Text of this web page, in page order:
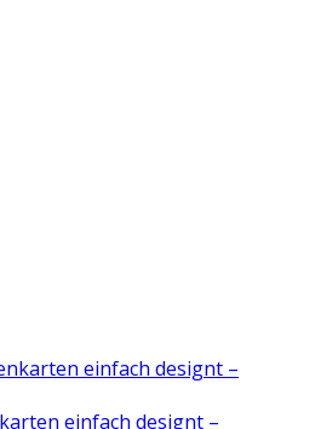
einfach designt –